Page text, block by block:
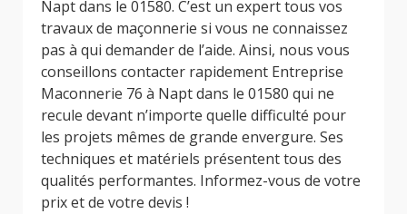
Napt dans le 01580. C’est un expert tous vos
travaux de maçonnerie si vous ne connaissez
pas à qui demander de l’aide. Ainsi, nous vous
conseillons contacter rapidement Entreprise
Maconnerie 76 à Napt dans le 01580 qui ne
recule devant n’importe quelle difficulté pour
les projets mêmes de grande envergure. Ses
techniques et matériels présentent tous des
qualités performantes. Informez-vous de votre
prix et de votre devis !